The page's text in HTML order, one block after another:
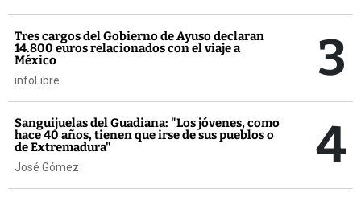
Tres cargos del Gobierno de Ayuso declaran
14.800 euros relacionados con el viaje a
México
infoLibre 3
Sanguijuelas del Guadiana: "Los jóvenes, como
hace 40 años, tienen que irse de sus pueblos o
de Extremadura"
José Gómez 4